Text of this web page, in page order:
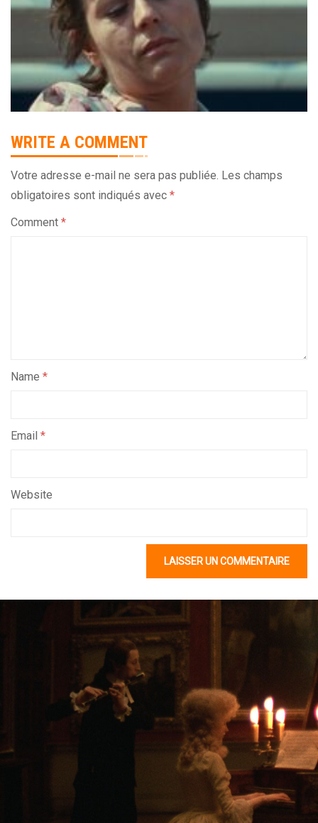
WRITE A COMMENT
Votre adresse e-mail ne sera pas publiée. Les champs
obligatoires sont indiqués avec *
Comment *
Name *
Email *
Website